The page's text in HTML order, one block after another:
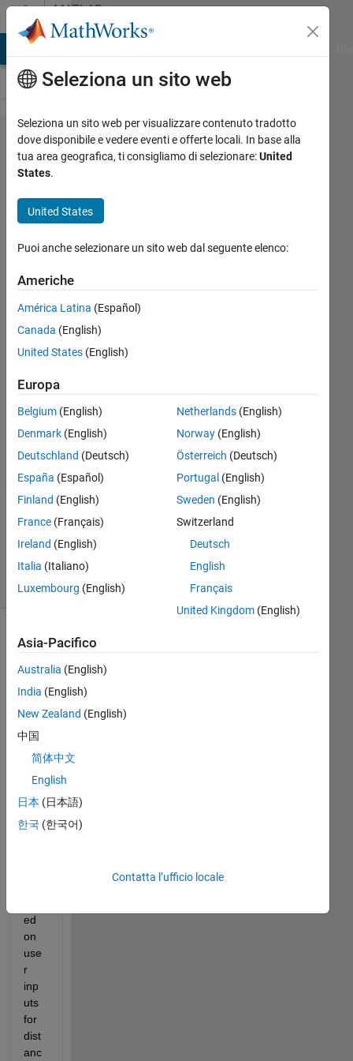
Vai al contenutoMATLAB
Answers
set xticks
by
but also
be
displayed
Robert
10 Giu
2021
2
Risposte
accettata
Aggiornato
10 Giu
6
Visualizzazioni
(30 giorni)
sett
ing
xtic
ed
on
use
r
inp
uts
for
dist
anc
Seleziona un sito web
Seleziona un sito web per visualizzare contenuto tradotto
dove disponibile e vedere eventi e offerte locali. In base alla
tua area geografica, ti consigliamo di selezionare:United
States.
United States
Puoi anche selezionare un sito web dal seguente elenco:
Americhe
América Latina (Español)
Canada (English)
United States (English)
Europa
Belgium (English)
Denmark (English)
Deutschland (Deutsch)
España (Español)
Finland (English)
France (Français)
Ireland (English)
Italia (Italiano)
Luxembourg (English)
Netherlands(English)
Norway(English)
Österreich (Deutsch)
Portugal (English)
Sweden (English)
Switzerland
Deutsch
English
Français
United Kingdom(English)
Asia-Pacifico
Australia (English)
India (English)
New Zealand (English)
中国
简体中文
English
日本 (日本語)
한국 (한국어)
Contatta l’ufficio locale